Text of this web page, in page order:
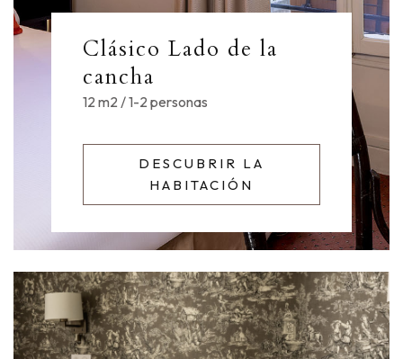
Clásico Lado de la
cancha
12 m2 / 1-2 personas
DESCUBRIR LA
HABITACIÓN